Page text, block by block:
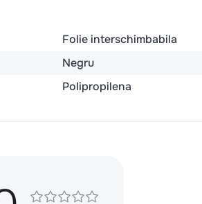
Folie interschimbabila
Negru
Polipropilena